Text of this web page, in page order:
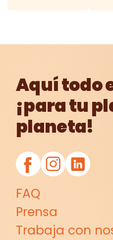
Aquí todo
¡para tu
planeta!
FAQ
Prensa
Trabaja con